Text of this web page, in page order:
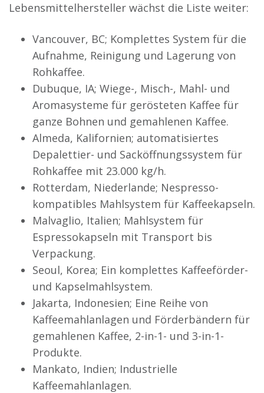
Lebensmittelhersteller wächst die Liste weiter:
Vancouver, BC; Komplettes System für die
Aufnahme, Reinigung und Lagerung von
Rohkaffee.
Dubuque, IA; Wiege-, Misch-, Mahl- und
Aromasysteme für gerösteten Kaffee für
ganze Bohnen und gemahlenen Kaffee.
Almeda, Kalifornien; automatisiertes
Depalettier- und Sacköffnungssystem für
Rohkaffee mit 23.000 kg/h.
Rotterdam, Niederlande; Nespresso-
kompatibles Mahlsystem für Kaffeekapseln.
Malvaglio, Italien; Mahlsystem für
Espressokapseln mit Transport bis
Verpackung.
Seoul, Korea; Ein komplettes Kaffeeförder-
und Kapselmahlsystem.
Jakarta, Indonesien; Eine Reihe von
Kaffeemahlanlagen und Förderbändern für
gemahlenen Kaffee, 2-in-1- und 3-in-1-
Produkte.
Mankato, Indien; Industrielle
Kaffeemahlanlagen.